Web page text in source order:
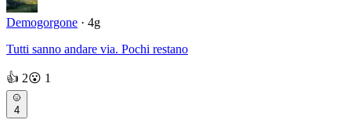
Demogorgone · 4g
Tutti sanno andare via. Pochi restano
👍 2😮 1
4